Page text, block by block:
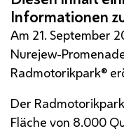
Am 21. September
Nurejew-
Radmotorikpark®
Der
Fläche von 8.000